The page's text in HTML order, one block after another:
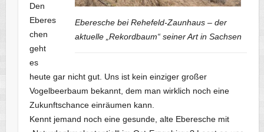
Eberesche bei Rehefeld-Zaunhaus – der
aktuelle „Rekordbaum“ seiner Art in Sachsen
Den
Eberes
chen
geht
es
heute gar nicht gut. Uns ist kein einziger großer
Vogelbeerbaum bekannt, dem man wirklich noch eine
Zukunftschance einräumen kann.
Kennt jemand noch eine gesunde, alte Eberesche mit